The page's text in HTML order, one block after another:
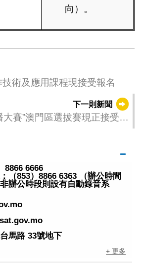
向）。
術及應用課程現接受報名
下一則新聞
大賽”澳門區選拔賽現正接受報
8866 6666
（853）8866 6363 （辦公時間
辦公時段則設有自動錄音系
馬路 33號地下
+ 更多